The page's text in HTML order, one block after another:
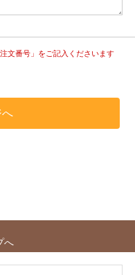
文番号」をご記入くださいます
へ